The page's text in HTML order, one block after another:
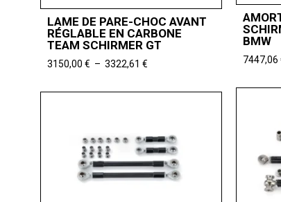
LAME DE PARE-CHOC AVANT
RÉGLABLE EN CARBONE
TEAM SCHIRMER GT
3150,00 € – 3322,61 €Plage
prix :
3322,61 €
BMW
7447,06